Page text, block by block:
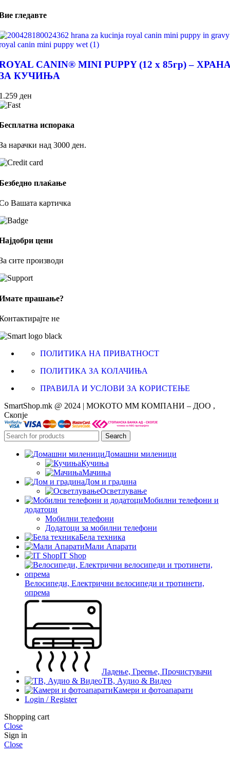
гледавте
CANIN® MINI PUPPY (12 х 85гр) –
КУЧИЊА
ден
испорака
нарачки над 3000 ден.
плаќање
Вашата картичка
цени
сите производи
прашање?
не
ПОЛИТИКА НА ПРИВАТНОСТ
ПОЛИТИКА ЗА КОЛАЧИЊА
ПРАВИЛА И УСЛОВИ ЗА КОРИСТЕЊЕ
SmartShop.mk @ 2024 | МОКОТО ММ КОМПАНИ – ДОО ,
Скопје
Search
Домашни миленици
Кучиња
Мачиња
Дом и градина
Осветлување
Мобилни телефони и
додатоци
Мобилни телефони
Додатоци за мобилни телефони
Бела техника
Мали Апарати
IT Shop
Велосипеди, Електрични велосипеди и тротинети,
опрема
Ладење, Греење, Прочистувачи
ТВ, Аудио & Видео
Камери и фотоапарати
Login / Register
Shopping cart
Close
Sign in
Close